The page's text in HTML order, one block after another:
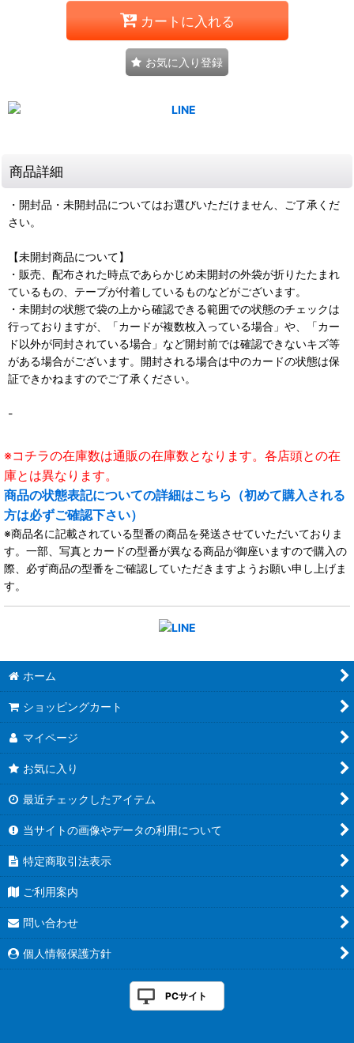
カートに入れる
お気に入り登録
商品詳細
・開封品・未開封品についてはお選びいただけません、ご了承くだ
さい。
【未開封商品について】
・販売、配布された時点であらかじめ未開封の外袋が折りたたまれ
ているもの、テープが付着しているものなどがございます。
・未開封の状態で袋の上から確認できる範囲での状態のチェックは
行っておりますが、「カードが複数枚入っている場合」や、「カー
ド以外が同封されている場合」など開封前では確認できないキズ等
がある場合がございます。開封される場合は中のカードの状態は保
証できかねますのでご了承ください。
-
※コチラの在庫数は通販の在庫数となります。各店頭との在
庫とは異なります。
商品の状態表記についての詳細はこちら（初めて購入される
方は必ずご確認下さい）
※商品名に記載されている型番の商品を発送させていただいておりま
す。一部、写真とカードの型番が異なる商品が御座いますので購入の
際、必ず商品の型番をご確認していただきますようお願い申し上げま
す。
ホーム
ショッピングカート
マイページ
お気に入り
最近チェックしたアイテム
当サイトの画像やデータの利用について
特定商取引法表示
ご利用案内
問い合わせ
個人情報保護方針
PCサイト